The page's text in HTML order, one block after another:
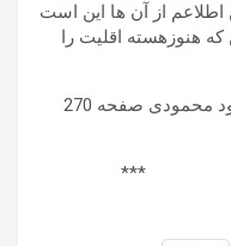
اطلاعم از آن ها این است
که هنوزهسته اقلیت را
(گفتگوهای زندان 5-7 ویژه نامه محمود محمودی صفحه 270